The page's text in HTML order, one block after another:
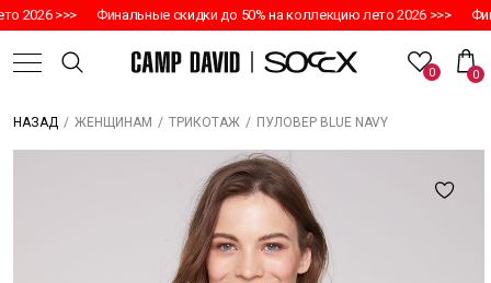
2026 >>> Финальные скидки до 50% на коллекцию лето 2026 >>>
0 0
НАЗАД / ЖЕНЩИНАМ / ТРИКОТАЖ / ПУЛОВЕР BLUE NAVY